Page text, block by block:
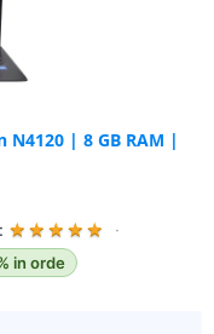
N4120 | 8 GB RAM |
★ ★ ★ ★ ★
·
in orde